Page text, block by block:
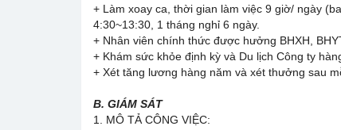
+ Làm xoay ca, thời gian làm việc 9 giờ/ ngày
4:30~13:30, 1 tháng nghỉ 6 ngày.
+ Nhân viên chính thức được hưởng BHXH,
+ Khám sức khỏe định kỳ và Du lịch Công ty
+ Xét tăng lương hàng năm và xét thưởng sau
B. GIÁM SÁT
1. MÔ TẢ CÔNG VIỆC: